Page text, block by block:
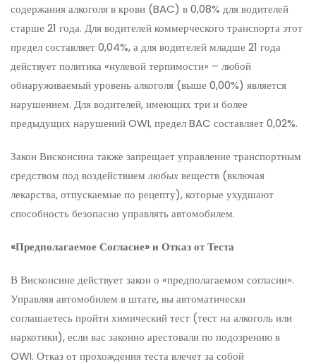
содержания алкоголя в крови (BAC) в 0,08% для водителей
старше 21 года. Для водителей коммерческого транспорта этот
предел составляет 0,04%, а для водителей младше 21 года
действует политика «нулевой терпимости» – любой
обнаруживаемый уровень алкоголя (выше 0,00%) является
нарушением. Для водителей, имеющих три и более
предыдущих нарушений OWI, предел BAC составляет 0,02%.
Закон Висконсина также запрещает управление транспортным
средством под воздействиемлюбыхвеществ (включая
лекарства, отпускаемые по рецепту), которые ухудшают
способность безопасно управлять автомобилем.
«Предполагаемое Согласие» и Отказ от Теста
В Висконсине действует закон о «предполагаемом согласии».
Управляя автомобилем в штате, вы автоматически
соглашаетесь пройти химический тест (тест на алкоголь или
наркотики), если вас законно арестовали по подозрению в
OWI. Отказ от прохождения теста влечет за собой